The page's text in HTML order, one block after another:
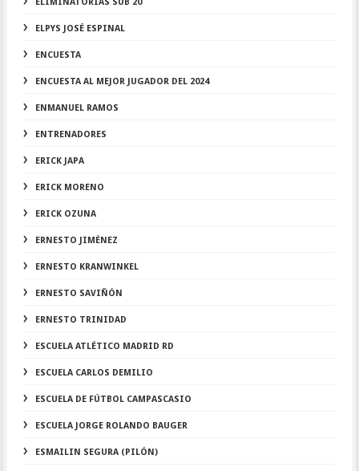
ELPYS JOSÉ ESPINAL
ENCUESTA
ENCUESTA AL MEJOR JUGADOR DEL 2024
ENMANUEL RAMOS
ENTRENADORES
ERICK JAPA
ERICK MORENO
ERICK OZUNA
ERNESTO JIMÉNEZ
ERNESTO KRANWINKEL
ERNESTO SAVIÑÓN
ERNESTO TRINIDAD
ESCUELA ATLÉTICO MADRID RD
ESCUELA CARLOS DEMILIO
ESCUELA DE FÚTBOL CAMPASCASIO
ESCUELA JORGE ROLANDO BAUGER
ESMAILIN SEGURA (PILÓN)